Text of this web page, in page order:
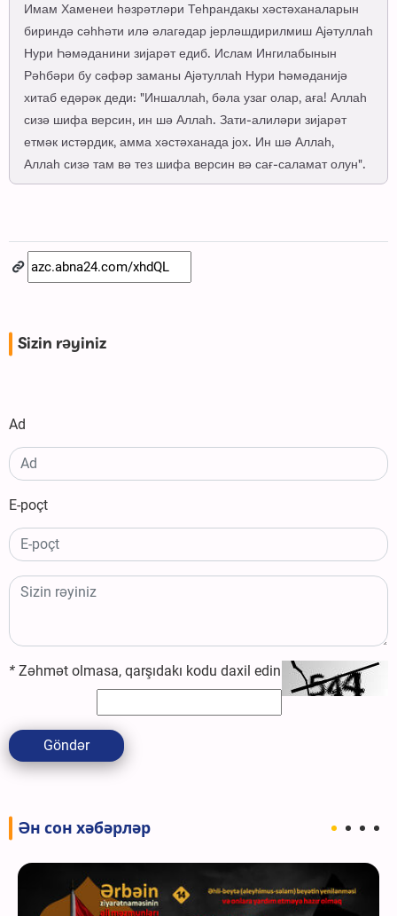
Имам Хаменеи һәзрәтләри Теһрандакы хәстәханаларын
бириндә сәһһәти илә әлагәдар јерләшдирилмиш Ајәтуллаһ
Нури Һәмәданини зијарәт едиб. Ислам Ингилабынын
Рәһбәри бу сәфәр заманы Ајәтуллаһ Нури Һәмәданијә
хитаб едәрәк деди: "Иншаллаһ, бәла узаг олар, аға! Аллаһ
сизә шифа версин, ин шә Аллаһ. Зати-алиләри зијарәт
етмәк истәрдик, амма хәстәханада јох. Ин шә Аллаһ,
Аллаһ сизә там вә тез шифа версин вә сағ-саламат олун".
Sizin rəyiniz
Ad
E-poçt
* Zəhmət olmasa, qarşıdakı kodu daxil edin
Göndər
Ән сон хәбәрләр